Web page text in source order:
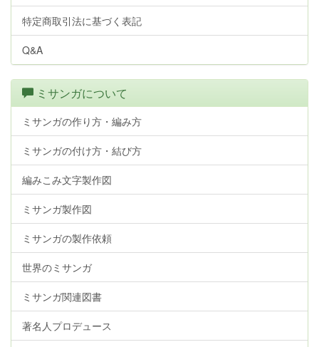
特定商取引法に基づく表記
Q&A
ミサンガについて
ミサンガの作り方・編み方
ミサンガの付け方・結び方
編みこみ文字製作図
ミサンガ製作図
ミサンガの製作依頼
世界のミサンガ
ミサンガ関連図書
著名人プロデュース